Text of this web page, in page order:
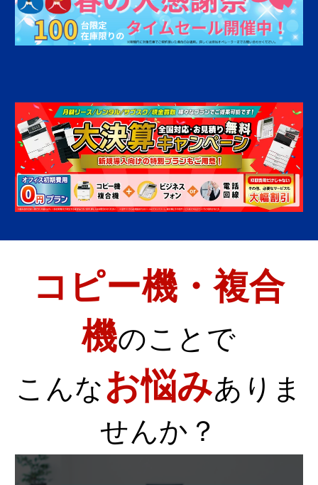
コピー機・複合
機のことで
こんなお悩みありま
せんか？